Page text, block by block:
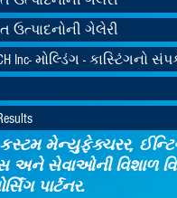
ઉત્પાદનોની ગેલેરી
Inc- મોલ્ડિંગ - કાસ્ટિંગનો
મેન્યુફેક્ચરર,
અને સેવાઓની વિશાળ
પાર્ટનર.